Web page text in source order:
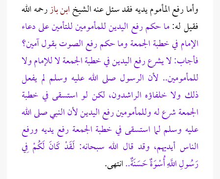
وأما رفع المأموم يديه فقد سئل عنه الشيخابن بازرحمه الله
فقيل له:ما حكم رفع اليدين للمأمومين للتأمين على دعاء
الإمام في خطبة الجمعة وما حكم رفع الصوت بقول آمين؟
فأجاب: لا يشرع رفع اليدين في خطبة الجمعة لا للإمام ولا
للمأمومين.. لأن الرسول صلى الله عليه وسلم لم يفعل
ذلك ولا خلفاؤه الراشدون، لكن لو استسقى في خطبة
الجمعة شرع له وللمأمومين رفع اليدين لأن النبي صلى الله
عليه وسلم لما استسقى في خطبة الجمعة رفع يديه ورفع
الناس أيديهم، وقد قال الله سبحانه: لَقَدْ كَانَ لَكُمْ فِي
رَسُولِ اللَّهِ أُسْوَةٌ حَسَنَةٌ..انتهى.